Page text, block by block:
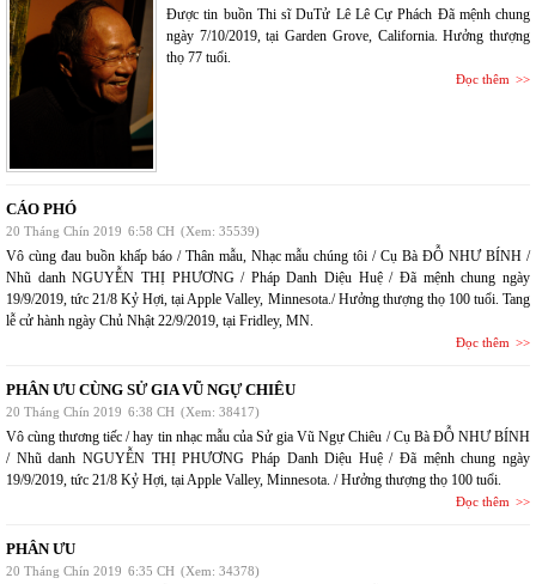
Được tin buồn Thi sĩ DuTử Lê Lê Cự Phách Đã mệnh chung
ngày 7/10/2019, tại Garden Grove, California. Hưởng thượng
thọ 77 tuổi.
Đọc thêm
CÁO PHÓ
20 Tháng Chín 2019 6:58 CH (Xem: 35539)
Vô cùng đau buồn khấp báo / Thân mẫu, Nhạc mẫu chúng tôi / Cụ Bà ĐỖ NHƯ BÍNH /
Nhũ danh NGUYỄN THỊ PHƯƠNG / Pháp Danh Diệu Huệ / Đã mệnh chung ngày
19/9/2019, tức 21/8 Kỷ Hợi, tại Apple Valley, Minnesota./ Hưởng thượng thọ 100 tuổi. Tang
lễ cử hành ngày Chủ Nhật 22/9/2019, tại Fridley, MN.
Đọc thêm
PHÂN ƯU CÙNG SỬ GIA VŨ NGỰ CHIÊU
20 Tháng Chín 2019 6:38 CH (Xem: 38417)
Vô cùng thương tiếc / hay tin nhạc mẫu của Sử gia Vũ Ngự Chiêu / Cụ Bà ĐỖ NHƯ BÍNH
/ Nhũ danh NGUYỄN THỊ PHƯƠNG Pháp Danh Diệu Huệ / Đã mệnh chung ngày
19/9/2019, tức 21/8 Kỷ Hợi, tại Apple Valley, Minnesota. / Hưởng thượng thọ 100 tuổi.
Đọc thêm
PHÂN ƯU
20 Tháng Chín 2019 6:35 CH (Xem: 34378)